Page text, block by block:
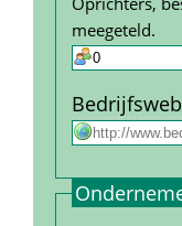
meegeteld.